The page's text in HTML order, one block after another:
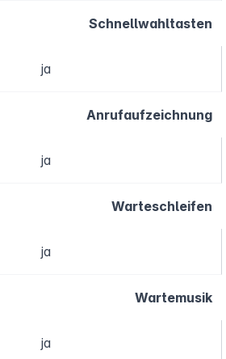
Schnellwahltasten
ja
Anrufaufzeichnung
ja
Warteschleifen
ja
Wartemusik
ja